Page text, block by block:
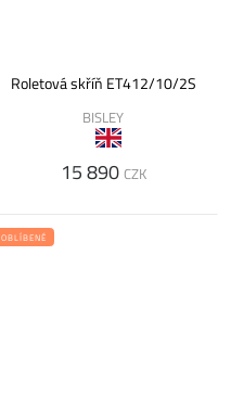
Roletová skříň ET412/10/2S
BISLEY
15 890 CZK
OBLÍBENÉ